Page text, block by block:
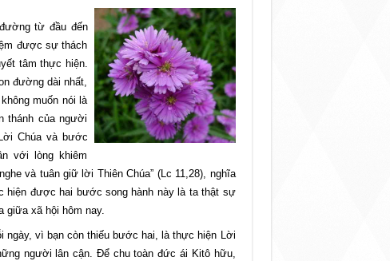
từ đầu đến
được sự thách
tâm thực hiện.
đường dài nhất,
muốn nói là
thánh của người
Chúa và bước
với lòng khiêm
và tuân giữ lời Thiên Chúa” (Lc 11,28), nghĩa
hiện được hai bước song hành này là ta thật sự
giữa xã hội hôm nay.
ngày, vì bạn còn thiếu bước hai, là thực hiện Lời
người lân cận. Để chu toàn đức ái Kitô hữu,